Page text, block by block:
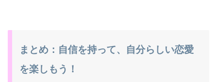
まとめ：自信を持って、自分らしい恋愛
を楽しもう！